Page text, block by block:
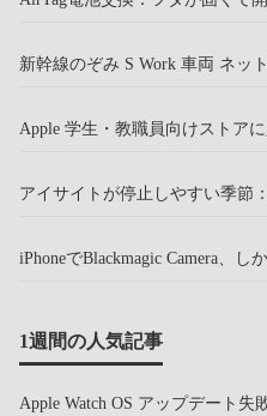
新幹線のぞみ S Work 車両 ネッ
Apple 学生・教職員向けストア
アイサイトが停止しやすい季節
iPhoneでBlackmagic Camera、し
1週間の人気記事
Apple Watch OS アップデート失